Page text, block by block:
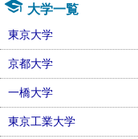
大学一覧
東京大学
京都大学
一橋大学
東京工業大学